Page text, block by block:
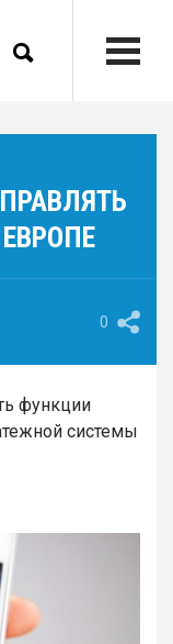
0
функции
системы